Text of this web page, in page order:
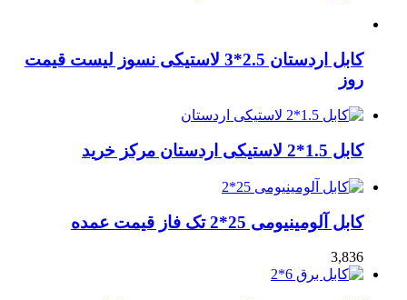
کابل اردستان 2.5*3 لاستیکی نسوز لیست قیمت
روز
کابل 1.5*2 لاستیکی اردستان مرکز خرید
کابل آلومینیومی 25*2 تک فاز قیمت عمده
3,836